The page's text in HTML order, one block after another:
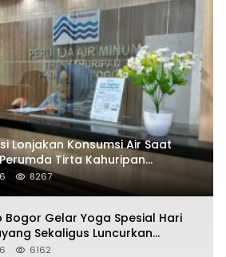
Lonjakan Konsumsi Air Saat
Tirta Kahuripan
Status Siaga Lebaran
8267
Bogor Gelar Yoga Spesial Hari
Sekaligus Luncurkan
Tropicana Slim Beras Porang Golden Ube
6162